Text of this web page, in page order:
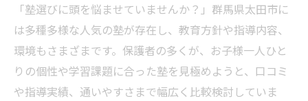
「塾選びに頭を悩ませていませんか？」群馬県太田市に
は多種多様な人気の塾が存在し、教育方針や指導内容、
環境もさまざまです。保護者の多くが、お子様一人ひと
りの個性や学習課題に合った塾を見極めようと、口コミ
や指導実績、通いやすさまで幅広く比較検討していま